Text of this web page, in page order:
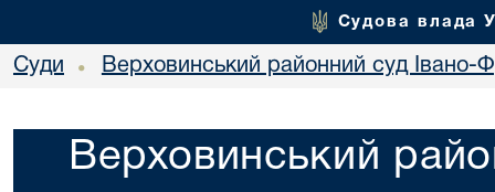
Судова влада
Суди • Верховинський районний суд Івано-
Верховинський